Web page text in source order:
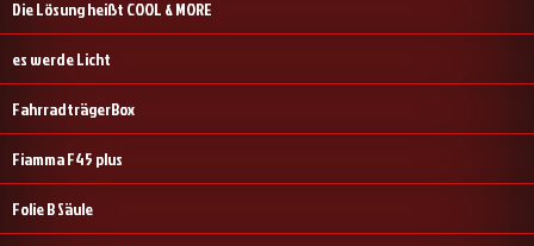
Die Lösung heißt COOL & MORE
es werde Licht
FahrradträgerBox
Fiamma F45 plus
Folie B Säule